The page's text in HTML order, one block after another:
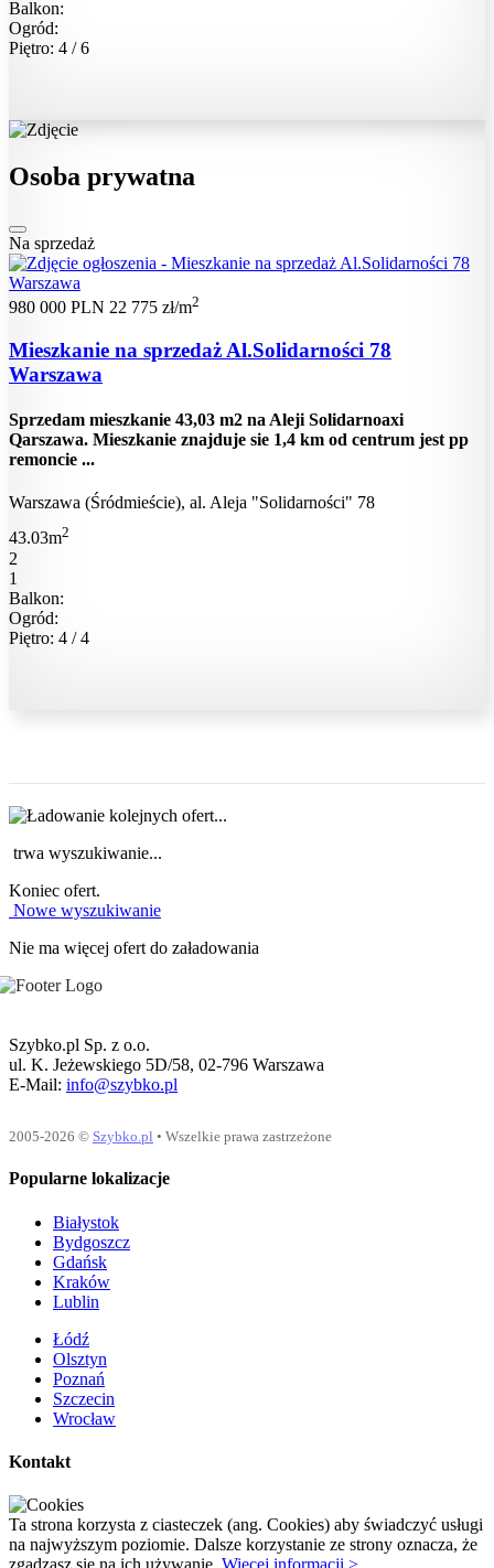
Balkon:
Ogród:
Piętro: 4 / 6
Osoba prywatna
Na sprzedaż
980 000 PLN 22 775 zł/m2
Mieszkanie na sprzedaż Al.Solidarności 78
Warszawa
Sprzedam mieszkanie 43,03 m2 na Aleji Solidarnoaxi
Qarszawa. Mieszkanie znajduje sie 1,4 km od centrum jest pp
remoncie ...
Warszawa (Śródmieście), al. Aleja "Solidarności" 78
43.03m2
2
1
Balkon:
Ogród:
Piętro: 4 / 4
trwa wyszukiwanie...
Koniec ofert.
Nowe wyszukiwanie
Nie ma więcej ofert do załadowania
Szybko.pl Sp. z o.o.
ul. K. Jeżewskiego 5D/58, 02-796 Warszawa
E-Mail: info@szybko.pl
2005-2026 © Szybko.pl • Wszelkie prawa zastrzeżone
Popularne lokalizacje
Białystok
Bydgoszcz
Gdańsk
Kraków
Lublin
Łódź
Olsztyn
Poznań
Szczecin
Wrocław
Kontakt
Ta strona korzysta z ciasteczek (ang. Cookies) aby świadczyć usługi
na najwyższym poziomie. Dalsze korzystanie ze strony oznacza, że
zgadzasz się na ich używanie. Więcej informacji >